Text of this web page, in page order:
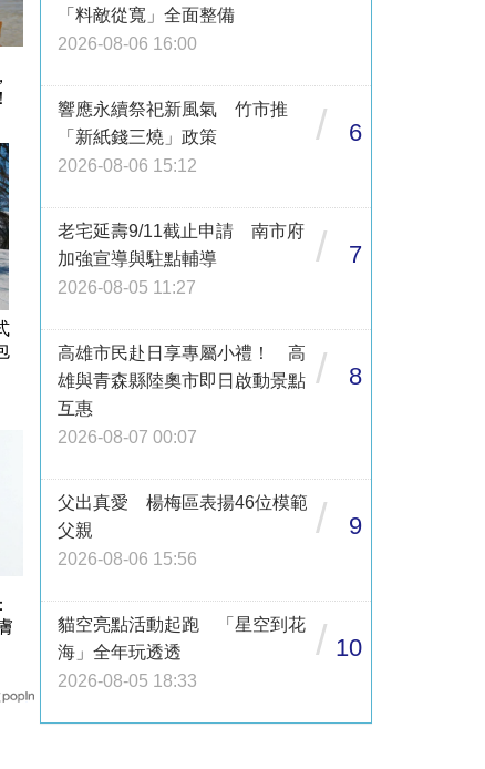
「料敵從寬」全面整備
2026-08-06 16:00
響應永續祭祀新風氣 竹市推
「新紙錢三燒」政策
2026-08-06 15:12
/ 6
老宅延壽9/11截止申請 南市府
加強宣導與駐點輔導
2026-08-05 11:27
/ 7
高雄市民赴日享專屬小禮！ 高
雄與青森縣陸奧市即日啟動景點
互惠
2026-08-07 00:07
/ 8
父出真愛 楊梅區表揚46位模範
父親
2026-08-06 15:56
/ 9
貓空亮點活動起跑 「星空到花
海」全年玩透透
2026-08-05 18:33
/ 10